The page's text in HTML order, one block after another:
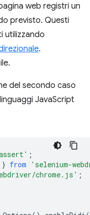
web registri un
previsto. Questi
utilizzando
.
del secondo caso
JavaScript
;
} from
'selenium-
chrome.js' ;